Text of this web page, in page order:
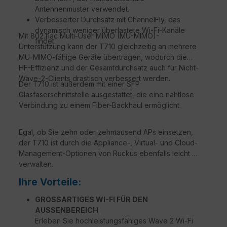
Antennenmuster verwendet.
Verbesserter Durchsatz mit ChannelFly, das
dynamisch weniger überlastete Wi-Fi-Kanäle
findet.
Mit 802.11ac Multi-User MIMO (MU-MIMO)-
Unterstützung kann der T710 gleichzeitig an mehrere
MU-MIMO-fähige Geräte übertragen, wodurch die
HF-Effizienz und der Gesamtdurchsatz auch für Nicht-
Wave-2-Clients drastisch verbessert werden.
Der T710 ist außerdem mit einer SFP-
Glasfaserschnittstelle ausgestattet, die eine nahtlose
Verbindung zu einem Fiber-Backhaul ermöglicht.
Egal, ob Sie zehn oder zehntausend APs einsetzen,
der T710 ist durch die Appliance-, Virtual- und Cloud-
Management-Optionen von Ruckus ebenfalls leicht zu
verwalten.
Ihre Vorteile:
GROSSARTIGES WI-FI FÜR DEN
AUSSENBEREICH
Erleben Sie hochleistungsfähiges Wave 2 Wi-Fi